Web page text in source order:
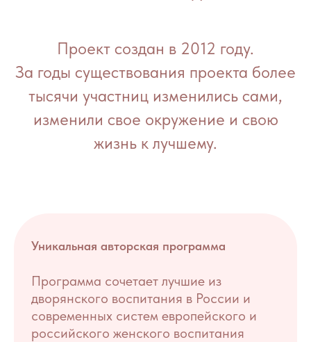
Проект создан в 2012 году.
За годы существования проекта более
тысячи участниц изменились сами,
изменили свое окружение и свою
жизнь к лучшему.
Уникальная авторская программа
Программа сочетает лучшие из
дворянского воспитания в России и
современных систем европейского и
российского женского воспитания